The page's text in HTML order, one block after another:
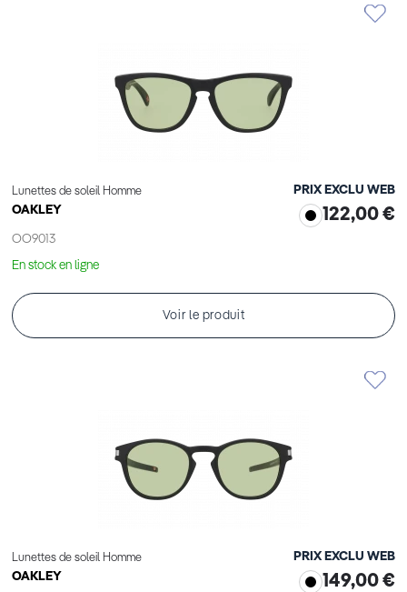
Lunettes de soleil Homme
OAKLEY
OO9013
PRIX EXCLU WEB
122,00 €
En stock en ligne
Voir le produit
Lunettes de soleil Homme
OAKLEY
PRIX EXCLU WEB
149,00 €